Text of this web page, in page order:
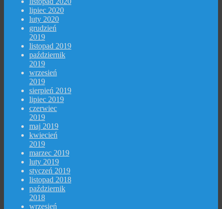
lipiec 2020
luty 2020
grudzień
2019
listopad 2019
październik
2019
wrzesień
2019
sierpień 2019
lipiec 2019
czerwiec
2019
maj 2019
kwiecień
2019
marzec 2019
luty 2019
styczeń 2019
listopad 2018
październik
2018
wrzesień